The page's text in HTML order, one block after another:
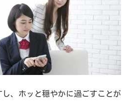
、ホッと穏やかに過ごすことが